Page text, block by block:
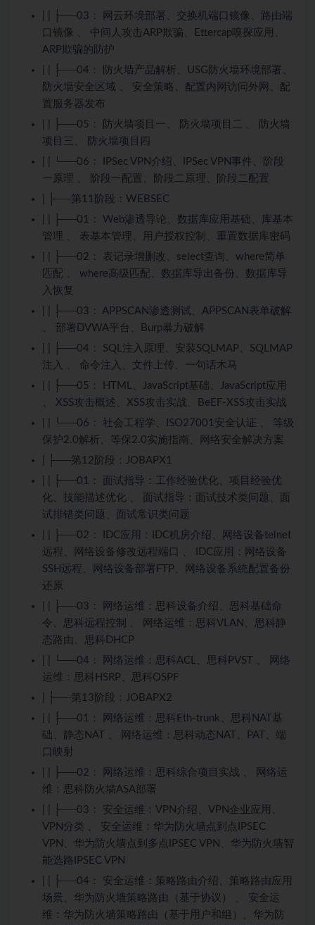
| | ├──03： 网云环境部署、交换机端口镜像、路由端
口镜像 、 中间人攻击ARP欺骗、Ettercap嗅探应用、
ARP欺骗的防护
| | ├──04： 防火墙产品解析、USG防火墙环境部署、
防火墙安全区域 、 安全策略、配置内网访问外网、配
置服务器发布
| | ├──05： 防火墙项目一、 防火墙项目二 、 防火墙
项目三、 防火墙项目四
| | └──06： IPSec VPN介绍、IPSec VPN事件、阶段
一原理 、 阶段一配置、阶段二原理、阶段二配置
| ├──第11阶段：WEBSEC
| | ├──01： Web渗透导论、数据库应用基础、库基本
管理 、 表基本管理、用户授权控制、重置数据库密码
| | ├──02： 表记录增删改、select查询、where简单
匹配 、 where高级匹配、数据库导出备份、数据库导
入恢复
| | ├──03： APPSCAN渗透测试、APPSCAN表单破解
、 部署DVWA平台、Burp暴力破解
| | ├──04： SQL注入原理、安装SQLMAP、SQLMAP
注入 、 命令注入、文件上传、一句话木马
| | ├──05： HTML、JavaScript基础、JavaScript应用
、 XSS攻击概述、XSS攻击实战、BeEF-XSS攻击实战
| | └──06： 社会工程学、ISO27001安全认证 、 等级
保护2.0解析、等保2.0实施指南、网络安全解决方案
| ├──第12阶段：JOBAPX1
| | ├──01： 面试指导：工作经验优化、项目经验优
化、技能描述优化 、 面试指导：面试技术类问题、面
试排错类问题、面试常识类问题
| | ├──02： IDC应用：IDC机房介绍、网络设备telnet
远程、网络设备修改远程端口 、 IDC应用：网络设备
SSH远程、网络设备部署FTP、网络设备系统配置备份
还原
| | ├──03： 网络运维：思科设备介绍、思科基础命
令、思科远程控制 、 网络运维：思科VLAN、思科静
态路由、思科DHCP
| | └──04： 网络运维：思科ACL、思科PVST 、 网络
运维：思科HSRP、思科OSPF
| ├──第13阶段：JOBAPX2
| | ├──01： 网络运维：思科Eth-trunk、思科NAT基
础、静态NAT 、 网络运维：思科动态NAT、PAT、端
口映射
| | ├──02： 网络运维：思科综合项目实战 、 网络运
维：思科防火墙ASA部署
| | ├──03： 安全运维：VPN介绍、VPN企业应用、
VPN分类 、 安全运维：华为防火墙点到点IPSEC
VPN、华为防火墙点到多点IPSEC VPN、华为防火墙智
能选路IPSEC VPN
| | ├──04： 安全运维：策略路由介绍、策略路由应用
场景、华为防火墙策略路由（基于协议） 、 安全运
维：华为防火墙策略路由（基于用户和组）、华为防